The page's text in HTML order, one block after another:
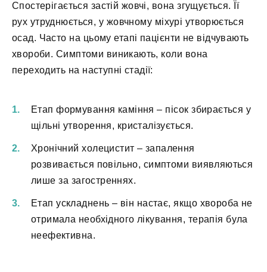
Спостерігається застій жовчі, вона згущується. Її
рух утруднюється, у жовчному міхурі утворюється
осад. Часто на цьому етапі пацієнти не відчувають
хвороби. Симптоми виникають, коли вона
переходить на наступні стадії:
Етап формування каміння – пісок збирається у
щільні утворення, кристалізується.
Хронічний холецистит – запалення
розвивається повільно, симптоми виявляються
лише за загостреннях.
Етап ускладнень – він настає, якщо хвороба не
отримала необхідного лікування, терапія була
неефективна.